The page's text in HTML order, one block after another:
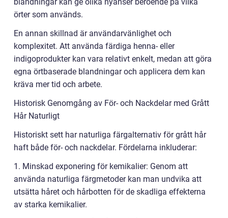
blandningar kan ge olika nyanser beroende på vilka
örter som används.
En annan skillnad är användarvänlighet och
komplexitet. Att använda färdiga henna- eller
indigoprodukter kan vara relativt enkelt, medan att göra
egna örtbaserade blandningar och applicera dem kan
kräva mer tid och arbete.
Historisk Genomgång av För- och Nackdelar med Grått
Hår Naturligt
Historiskt sett har naturliga färgalternativ för grått hår
haft både för- och nackdelar. Fördelarna inkluderar:
1. Minskad exponering för kemikalier: Genom att
använda naturliga färgmetoder kan man undvika att
utsätta håret och hårbotten för de skadliga effekterna
av starka kemikalier.